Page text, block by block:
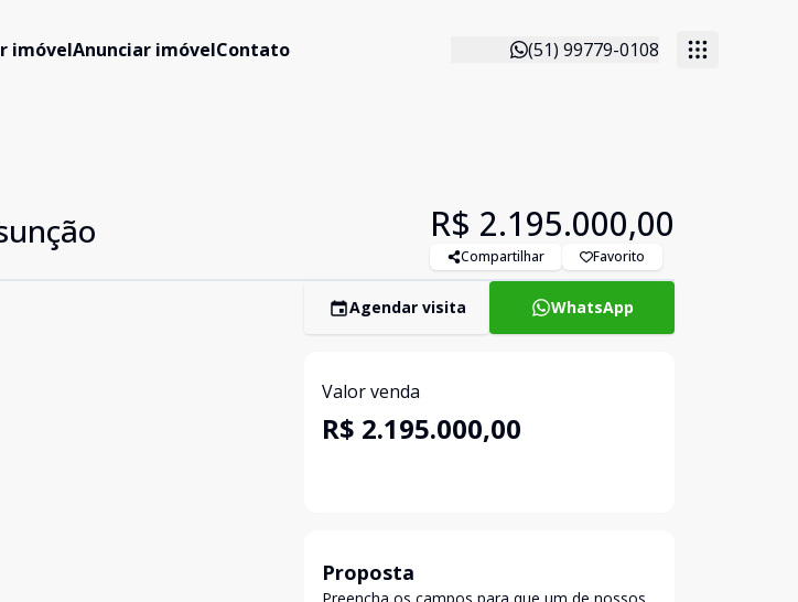
imóvelAnunciar imóvelContato (51) 99779-0108
R$ 2.195.000,00
Compartilhar Favorito
Agendar visita WhatsApp
Valor venda
R$ 2.195.000,00
Proposta